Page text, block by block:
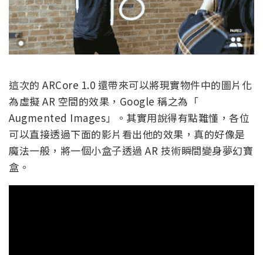
這次的 ARCore 1.0 還帶來可以將現實物件中的圖片化
為虛擬 AR 空間的效果，Google 稱之為「
Augmented Images」。其實用說得有點難懂，各位
可以直接透過下面的影片看出他的效果，真的好像是
魔法一般，將一個小盒子透過 AR 技術瞬間變身夢幻寶
盒。